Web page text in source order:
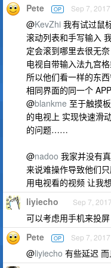
Pete OP Sep 7,
@KevZhi 我有试过鼠
滚动列表和手写输入
定会滚到哪里去很无
电视自带输入法九宫
所以他们看一样的东
相同界面的同一个
@blankme 至于触摸
的电视上 实现快速滑
的问题……
@nadoo 我家并没有
来说难操作导致他们
用电视看的视频 让我
liyiecho Sep 7, 2017
可以考虑用手机来投屏
Pete OP Sep 7,
@liyiecho 有些延迟